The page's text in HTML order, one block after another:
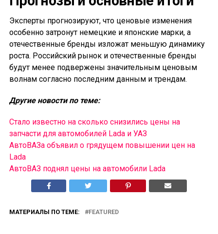
Эксперты прогнозируют, что ценовые изменения
особенно затронут немецкие и японские марки, а
отечественные бренды изложат меньшую динамику
роста. Российский рынок и отечественные бренды
будут менее подвержены значительным ценовым
волнам согласно последним данным и трендам.
Другие новости по теме:
Стало известно на сколько снизились цены на
запчасти для автомобилей Lada и УАЗ
АвтоВАЗа объявил о грядущем повышении цен на
Lada
АвтоВАЗ поднял цены на автомобили Lada
МАТЕРИАЛЫ ПО ТЕМЕ: FEATURED